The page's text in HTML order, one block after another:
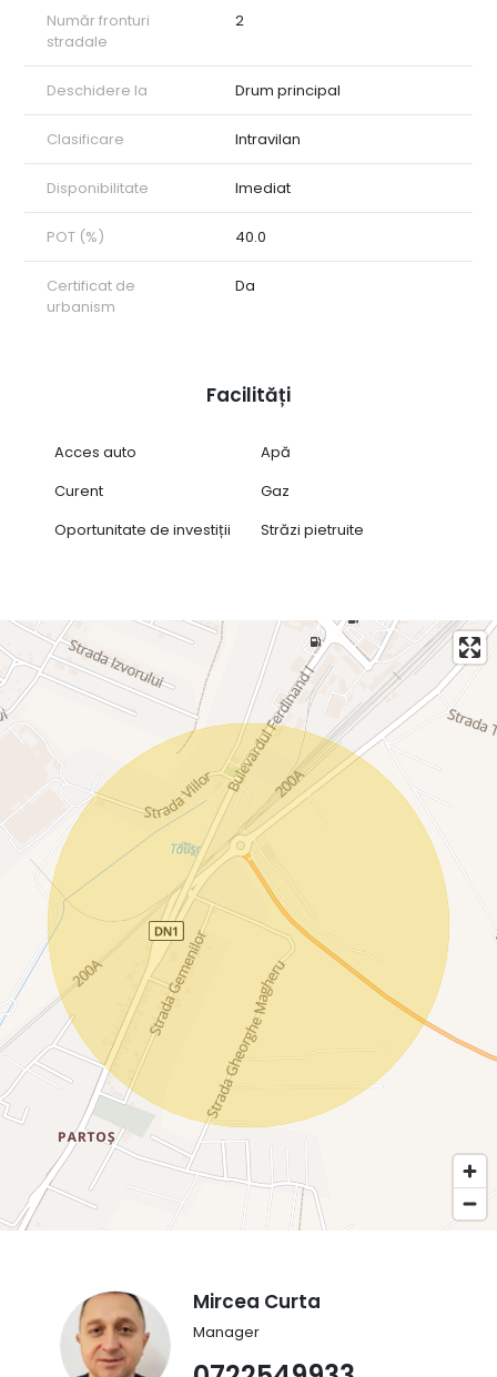
Număr fronturi
stradale
2
Deschidere la Drum principal
Clasificare Intravilan
Disponibilitate Imediat
POT (%) 40.0
Certificat de
urbanism
Da
Facilități
Acces auto
Apă
Curent
Gaz
Oportunitate de investiții
Străzi pietruite
Mircea Curta
Manager